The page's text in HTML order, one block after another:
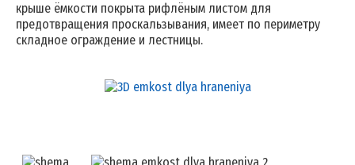
крыше ёмкости покрыта рифлёным листом для
предотвращения проскальзывания, имеет по периметру
складное ограждение и лестницы.​​